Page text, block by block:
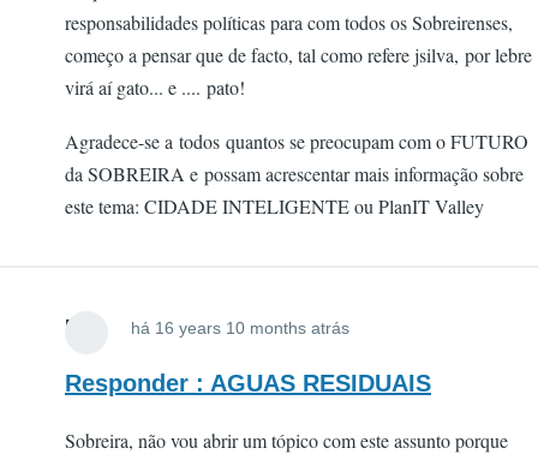
responsabilidades políticas para com todos os Sobreirenses,
começo a pensar que de facto, tal como refere jsilva, por lebre
virá aí gato... e .... pato!
Agradece-se a todos quantos se preocupam com o FUTURO
da SOBREIRA e possam acrescentar mais informação sobre
este tema: CIDADE INTELIGENTE ou PlanIT Valley
FOX há 16 years 10 months atrás
Responder : AGUAS RESIDUAIS
Sobreira, não vou abrir um tópico com este assunto porque